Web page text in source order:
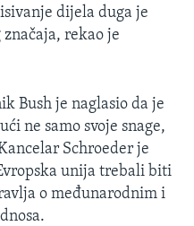
dijela duga je
rekao je
Bush je naglasio da je
ne samo svoje snage,
Schroeder je
unija trebali biti
o međunarodnim i